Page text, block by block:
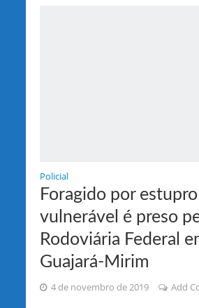
Policial
Foragido por
vulnerável é preso
Rodoviária Federal
Guajará-Mirim
4 de novembro de 2019 Add